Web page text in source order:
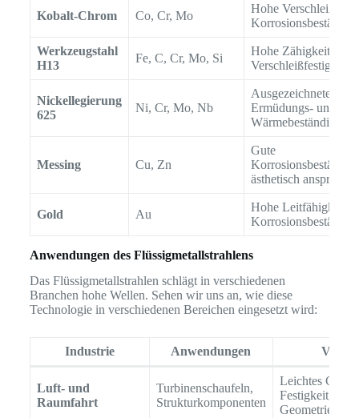
Kobalt-Chrom Co, Cr, Mo
Hohe Verschleiß-
Werkzeugstahl
H13
Fe, C, Cr, Mo, Si
Hohe Zähigkeit,
Verschleißfestigkeit
Nickellegierung
625
Ni, Cr, Mo, Nb
Ausgezeichnete
Ermüdungs- und
Wärmebeständigkeit
Messing Cu, Zn
Gute
ästhetisch
Gold Au
Hohe Leitfähigkeit,
Anwendungen des Flüssigmetallstrahlens
Das Flüssigmetallstrahlen schlägt in verschiedenen
Branchen hohe Wellen. Sehen wir uns an, wie diese
Technologie in verschiedenen Bereichen eingesetzt wird:
Industrie Anwendungen
Luft- und
Raumfahrt
Turbinenschaufeln,
Strukturkomponenten
Leichtes
Festigkeit,
Geometrien